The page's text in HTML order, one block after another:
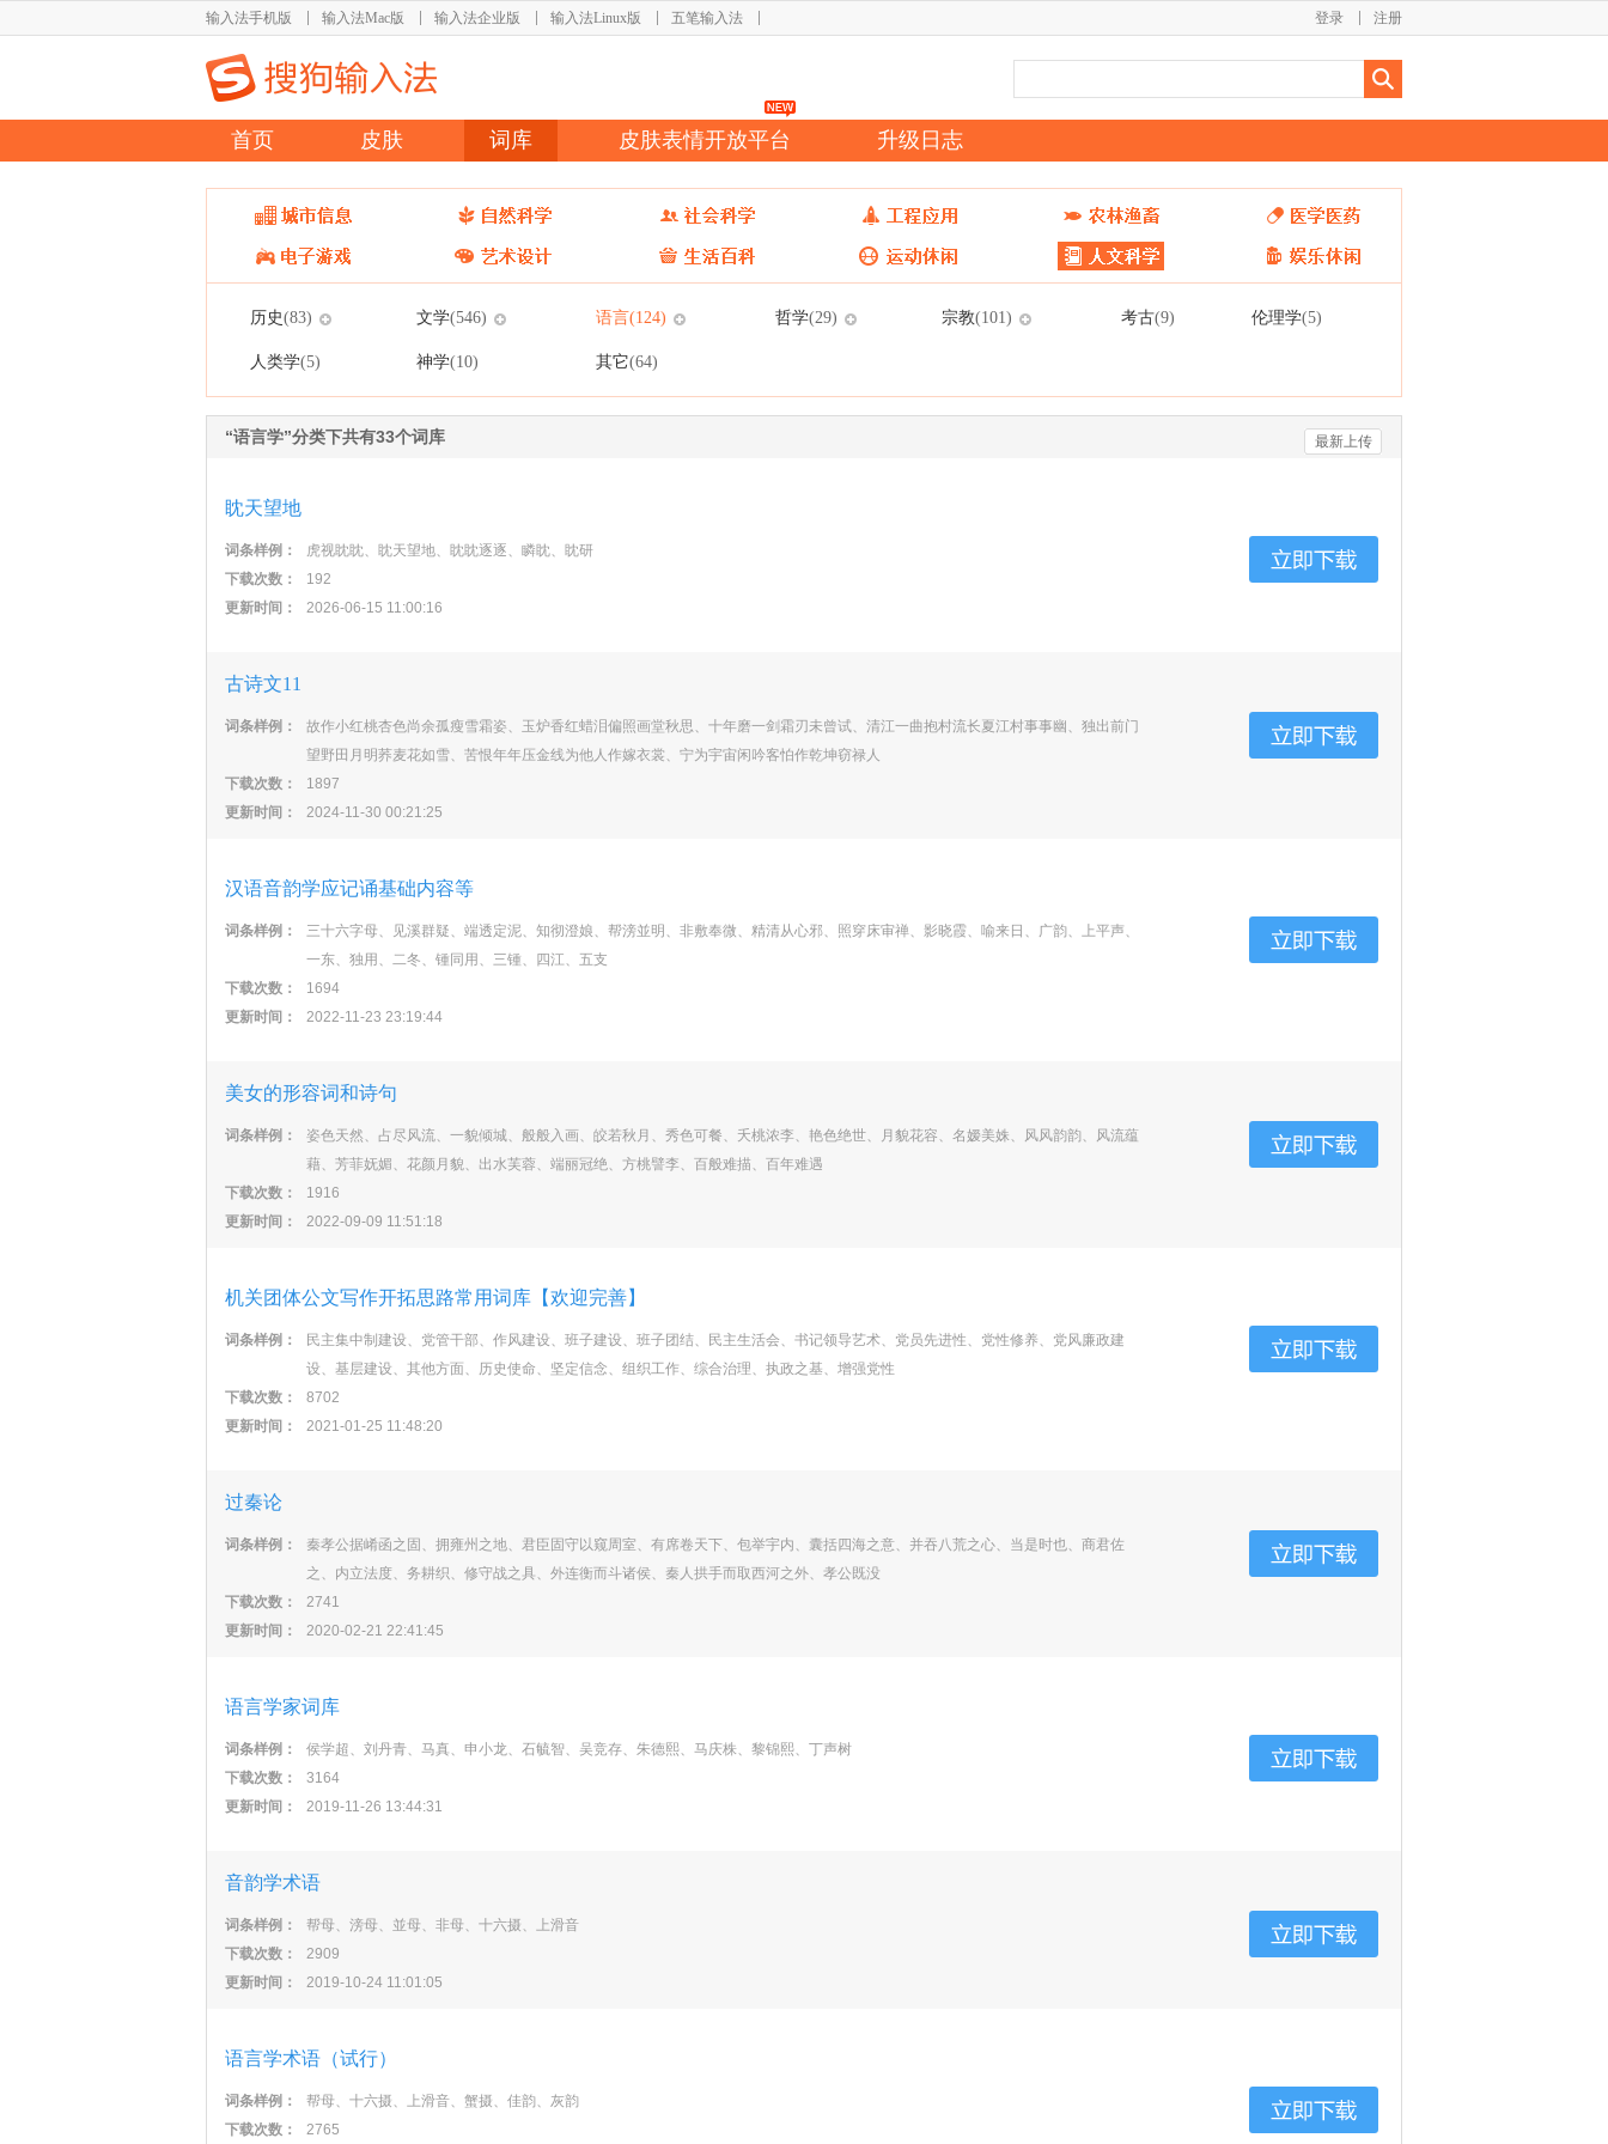
输入法手机版 输入法Mac版 输入法企业版 输入法Linux版 五笔输入法 注册
登录
首页 皮肤 词库 皮肤表情开放平台 升级日志
历史(83) 文学(546) 语言(124) 哲学(29) 宗教(101) 考古(9) 伦理学(5)
人类学(5) 神学(10) 其它(64)
“语言学”分类下共有33个词库 最新上传
眈天望地
词条样例：
虎视眈眈、眈天望地、眈眈逐逐、瞵眈、眈研
下载次数：
192
更新时间：
2026-06-15 11:00:16
古诗文11
词条样例：
故作小红桃杏色尚余孤瘦雪霜姿、玉炉香红蜡泪偏照画堂秋思、十年磨一剑霜刃未曾试、清江一曲抱村流长夏江村事事幽、独出前门
望野田月明荞麦花如雪、苦恨年年压金线为他人作嫁衣裳、宁为宇宙闲吟客怕作乾坤窃禄人
下载次数：
1897
更新时间：
2024-11-30 00:21:25
汉语音韵学应记诵基础内容等
词条样例：
三十六字母、见溪群疑、端透定泥、知彻澄娘、帮滂並明、非敷奉微、精清从心邪、照穿床审禅、影晓霞、喻来日、广韵、上平声、
一东、独用、二冬、锺同用、三锺、四江、五支
下载次数：
1694
更新时间：
2022-11-23 23:19:44
美女的形容词和诗句
词条样例：
姿色天然、占尽风流、一貌倾城、般般入画、皎若秋月、秀色可餐、夭桃浓李、艳色绝世、月貌花容、名嫒美姝、风风韵韵、风流蕴
藉、芳菲妩媚、花颜月貌、出水芙蓉、端丽冠绝、方桃譬李、百般难描、百年难遇
下载次数：
1916
更新时间：
2022-09-09 11:51:18
机关团体公文写作开拓思路常用词库【欢迎完善】
词条样例：
民主集中制建设、党管干部、作风建设、班子建设、班子团结、民主生活会、书记领导艺术、党员先进性、党性修养、党风廉政建
设、基层建设、其他方面、历史使命、坚定信念、组织工作、综合治理、执政之基、增强党性
下载次数：
8702
更新时间：
2021-01-25 11:48:20
过秦论
词条样例：
秦孝公据崤函之固、拥雍州之地、君臣固守以窥周室、有席卷天下、包举宇内、囊括四海之意、并吞八荒之心、当是时也、商君佐
之、内立法度、务耕织、修守战之具、外连衡而斗诸侯、秦人拱手而取西河之外、孝公既没
下载次数：
2741
更新时间：
2020-02-21 22:41:45
语言学家词库
词条样例：
侯学超、刘丹青、马真、申小龙、石毓智、吴竞存、朱德熙、马庆株、黎锦熙、丁声树
下载次数：
3164
更新时间：
2019-11-26 13:44:31
音韵学术语
词条样例：
帮母、滂母、並母、非母、十六摄、上滑音
下载次数：
2909
更新时间：
2019-10-24 11:01:05
语言学术语（试行）
词条样例：
帮母、十六摄、上滑音、蟹摄、佳韵、灰韵
下载次数：
2765